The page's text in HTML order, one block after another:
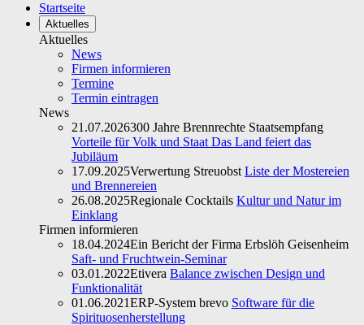
Startseite
Aktuelles
Aktuelles
News
Firmen informieren
Termine
Termin eintragen
News
21.07.2026300 Jahre Brennrechte Staatsempfang
Vorteile für Volk und Staat Das Land feiert das
Jubiläum
17.09.2025Verwertung Streuobst Liste der Mostereien
und Brennereien
26.08.2025Regionale Cocktails Kultur und Natur im
Einklang
Firmen informieren
18.04.2024Ein Bericht der Firma Erbslöh Geisenheim
Saft- und Fruchtwein-Seminar
03.01.2022Etivera Balance zwischen Design und
Funktionalität
01.06.2021ERP-System brevo Software für die
Spirituosenherstellung